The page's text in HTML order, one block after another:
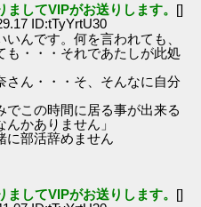
ましてVIPがお送りします。 []
ID:tTyYrtU30
んです。何を言われても、
も・・・それであたしが此処
さん・・・そ、そんなに自分
この時間に居る事が出来る
かありません」
に部活辞めません
ましてVIPがお送りします。 []